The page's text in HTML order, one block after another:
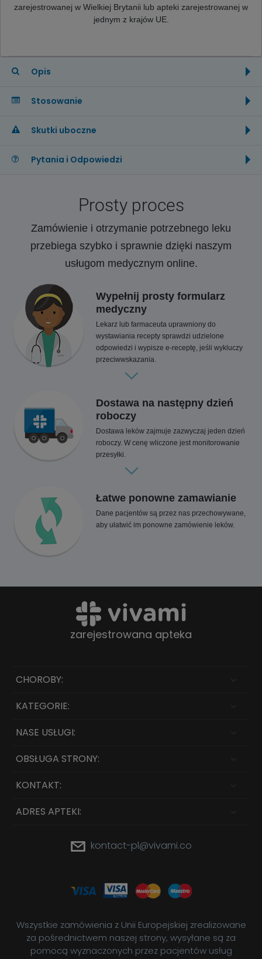
zarejestrowanej w Wielkiej Brytanii lub apteki zarejestrowanej w
jednym z krajów UE.
Opis
Stosowanie
Skutki uboczne
Pytania i Odpowiedzi
Prosty proces
Zamówienie i otrzymanie potrzebnego leku
przebiega szybko i sprawnie dzięki naszym
usługom medycznym online.
Wypełnij prosty formularz
medyczny
Lekarz lub farmaceuta uprawniony do
wystawiania recepty sprawdzi udzielone
odpowiedzi i wypisze e-receptę, jeśli wykluczy
przeciwwskazania.
Dostawa na następny dzień
roboczy
Dostawa leków zajmuje zazwyczaj jeden dzień
roboczy. W cenę wliczone jest monitorowanie
przesyłki.
Łatwe ponowne zamawianie
Dane pacjentów są przez nas przechowywane,
aby ułatwić im ponowne zamówienie leków.
zarejestrowana apteka
CHOROBY:
KATEGORIE:
NASE USŁUGI:
OBSŁUGA STRONY:
KONTAKT:
ADRES APTEKI:
kontact-pl@vivami.co
Wszystkie zamówienia z Unii Europejskiej zrealizowane
za pośrednictwem naszej strony, wysyłane są za
pomocą wyznaczonych przez pacjentów usług